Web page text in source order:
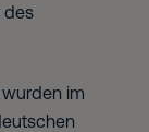
des
im